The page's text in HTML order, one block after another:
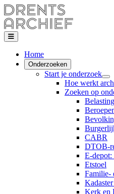
Home
Onderzoeken
Start je onderzoek
Hoe werkt
Zoeken op
CABR
DTOB-
E-depot:
Etstoel
Familie-
Kerk en